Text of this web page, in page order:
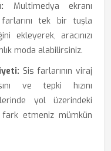
Multimedya ekranı
tek bir tuşla
ekleyerek, aracınızı
moda alabilirsiniz.
Sis farlarının viraj
ve tepki hızını
yol üzerindeki
etmeniz mümkün